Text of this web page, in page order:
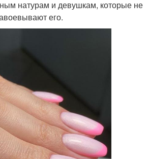
натурам и девушкам, которые не
его.